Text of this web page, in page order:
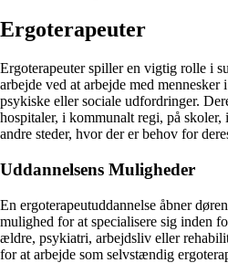
Ergoterapeuter
Ergoterapeuter spiller en vigtig rolle i
arbejde ved at arbejde med mennesker
psykiske eller sociale udfordringer.
hospitaler, i kommunalt regi, på
andre steder, hvor der er behov for
Uddannelsens Muligheder
En ergoterapeutuddannelse åbner
mulighed for at specialisere sig inden
ældre, psykiatri, arbejdsliv eller
for at arbejde som selvstændig